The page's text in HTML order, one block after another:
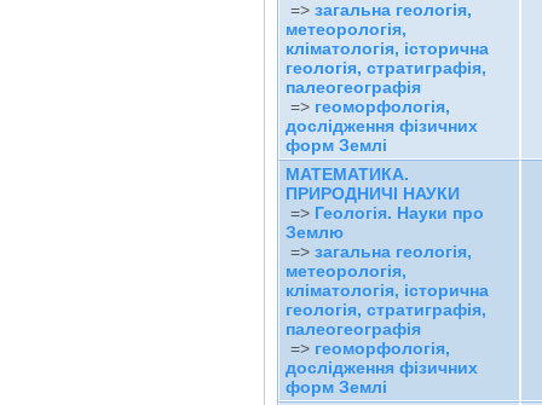
=> загальна геологія,
метеорологія,
кліматологія, історична
геологія, стратиграфія,
палеогеографія
=> геоморфологія,
дослідження фізичних
форм Землі
МАТЕМАТИКА.
ПРИРОДНИЧІ НАУКИ
=> Геологія. Науки про
Землю
=> загальна геологія,
метеорологія,
кліматологія, історична
геологія, стратиграфія,
палеогеографія
=> геоморфологія,
дослідження фізичних
форм Землі